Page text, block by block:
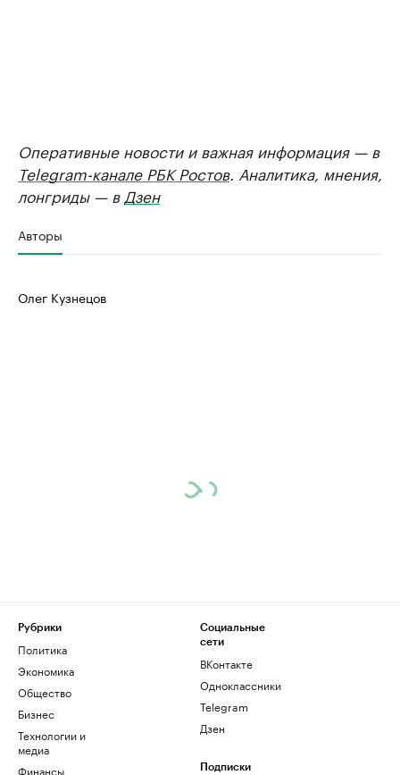
Оперативные новости и важная информация — в
Telegram-канале РБК Ростов. Аналитика, мнения,
лонгриды — в Дзен
Авторы
Олег Кузнецов
Рубрики
Политика
Экономика
Общество
Бизнес
Технологии и
медиа
Финансы
Социальные
сети
ВКонтакте
Одноклассники
Telegram
Дзен
Подписки